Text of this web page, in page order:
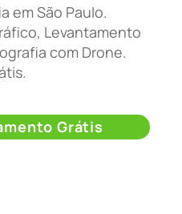
em São Paulo.
Levantamento
com Drone.
Grátis